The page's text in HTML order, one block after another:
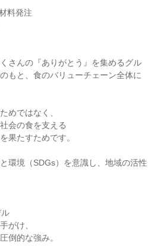
料発注
さんの『ありがとう』を集めるグル
もと、食のバリューチェーン全体に
めではなく、
会の食を支える
果たすためです。
環境（SDGs）を意識し、地域の活性
がけ、
倒的な強み。